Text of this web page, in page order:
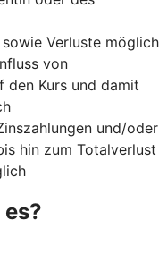
Verluste möglich
von
den Kurs und damit
und/oder
hin zum Totalverlust